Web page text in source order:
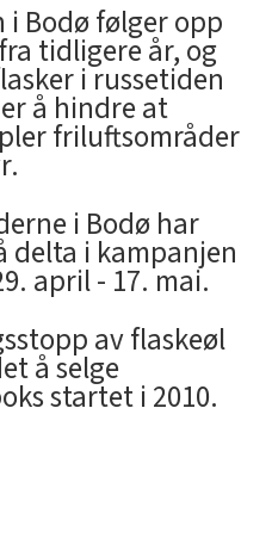
Bodø følger opp
tidligere år, og
i russetiden
å hindre at
friluftsområder
i Bodø har
delta i kampanjen
april - 17. mai.
av flaskeøl
å selge
startet i 2010.